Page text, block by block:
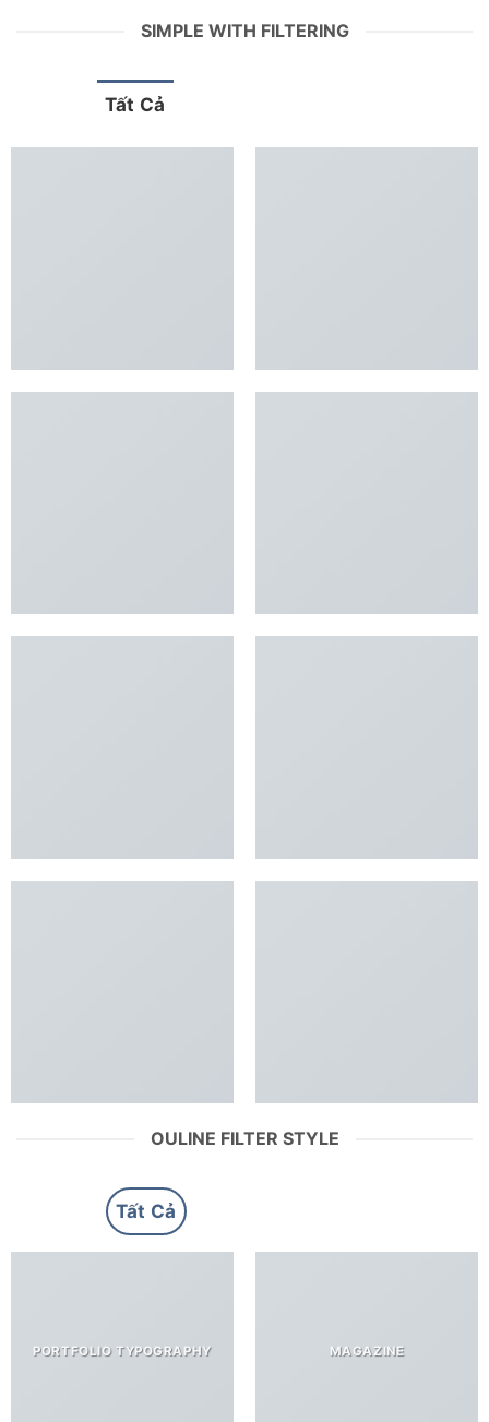
SIMPLE WITH FILTERING
Tất Cả
OULINE FILTER STYLE
Tất Cả
PORTFOLIO TYPOGRAPHY MAGAZINE